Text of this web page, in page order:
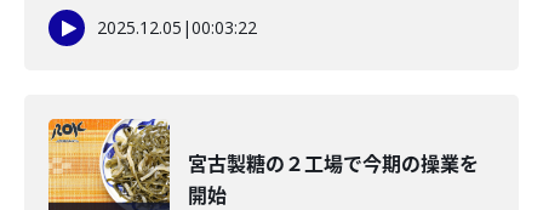
2025.12.05 |00:03:22
宮古製糖の２工場で今期の操業を
開始